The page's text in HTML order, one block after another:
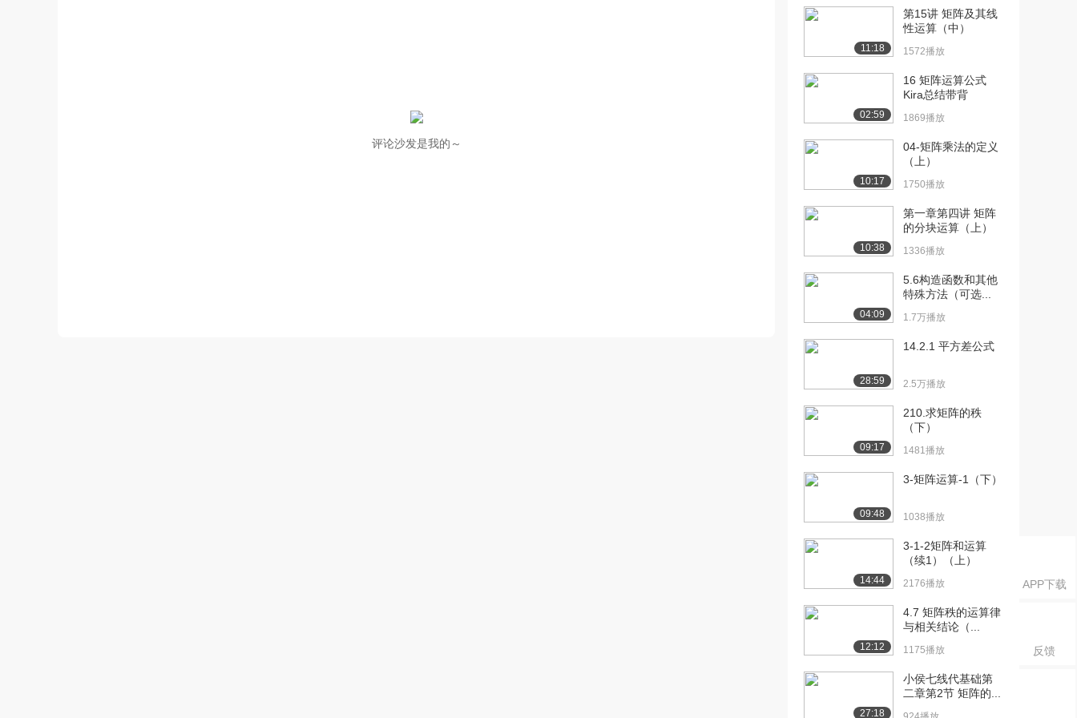
APP下载
反馈
评论沙发是我的～
[13] 向量范例
14.9万播放
25:32
[14] 直线的参数表示
[15] 线性组合和向量张成
[17] 线性无关的进一步介
17:37
[18] 线性无关的相关例题
10.8万播放
16:52
[19] 线性子空间
[21] 向量的点积和模长
[22] 向量点积的性质及证
10:44
[23] 不等式的证明 16:54
[24] 三角不等式
8.7万播放
[26] R3中由点与法向量定
13:52
11:18
第15讲 矩阵及其线
性运算（中）
1572播放
02:59
16 矩阵运算公式
Kira总结带背
1869播放
10:17
04-矩阵乘法的定义
（上）
1750播放
10:38
第一章第四讲 矩阵
的分块运算（上）
1336播放
04:09
5.6构造函数和其他
特殊方法（可选...
1.7万播放
28:59
14.2.1 平方差公式
2.5万播放
09:17
210.求矩阵的秩
（下）
1481播放
09:48
3-矩阵运算-1（下）
1038播放
14:44
3-1-2矩阵和运算
（续1）（上）
2176播放
12:12
4.7 矩阵秩的运算律
与相关结论（...
1175播放
27:18
小侯七线代基础第
二章第2节 矩阵的...